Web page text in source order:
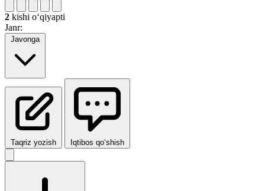
2 kishi oʻqiyapti
Janr:
Javonga
Taqriz yozish Iqtibos qo‘shish